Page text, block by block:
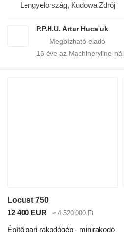
Lengyelország, Kudowa Zdrój
P.P.H.U. Artur Hucaluk
16 éve az Machineryline-nál
Locust 750
12 400 EUR
≈ 4 520 000 Ft
Építőipari rakodógép - minirakodó